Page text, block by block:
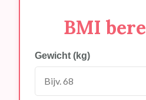
BMI
Gewicht (kg)